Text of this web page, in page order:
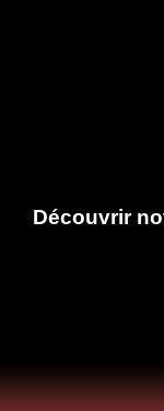
Découvrir